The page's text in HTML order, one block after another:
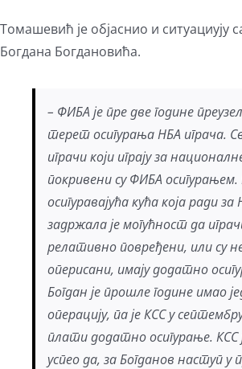
Томашевић је објаснио и ситуациују
Богдана Богдановића.
– ФИБА је пре две године
терет осигурања НБА играча.
играчи који играју за
покривени су ФИБА
осигуравајућа кућа која ради за
задржала је могућност да
релативно повређени, или су
оперисани, имају додатно
Богдан је прошле године имао
операцију, па је КСС у
плати додатно осигурање. КСС
успео да, за Богданов наступ у